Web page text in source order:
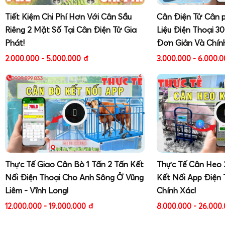
Vào chế độ hiệu chuẩn trên đầu cân XK3190-T7E
mật khẩu kỹ thuật do nhà cung cấp cung cấp).
Thực hiện hiệu chuẩn điểm 0 (zero calibration) và
calibration) theo hướng dẫn chi tiết.
Sau khi hiệu chuẩn, kiểm tra lại bằng nhiều mức tải
độ tuyến tính.
Đối với các đơn vị sản xuất, kinh doanh cần chứng nhận
với đơn vị kiểm định được nhà nước cấp phép để thực
theo quy định.
Hướng dẫn sửa cân điện tử XK3190-T7E online
gặp
Hướng dẫn sửa cân điện tử onlinegiúp người dùng chủ
giản, giảm thời gian chờ kỹ thuật. Một số lỗi thường gặp
bản:
Tiết Kiệm Chi Phí Hơn Với Cân Sầu
Riêng 2 Mặt Số Tại Cân Điện Tử Gia
Phát!
2.000.000 - 5.000.000 đ
Cân Điện Tử Cân
Liệu Điện Thoại
Đơn Giản Và
3.000.000 -
Thực Tế Giao Cân Bò 1 Tấn 2 Tấn Kết
Nối Điện Thoại Cho Anh Sông Ở Vũng
Liêm - Vĩnh Long!
12.000.000 - 19.000.000 đ
Thực Tế Cân
Kết Nối App Điện
Chính Xác!
8.000.000 -